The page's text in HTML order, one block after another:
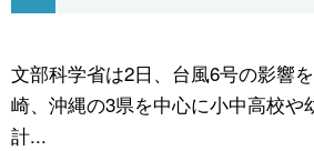
文化
動画/Live
スポーツ・東京2020
文部科学省は2日、台風6号の影響
崎、沖縄の3県を中心に小中高校や
計...